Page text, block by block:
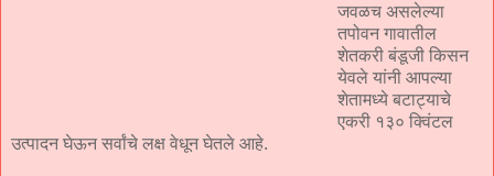
जवळच असलेल्या
तपोवन गावातील
शेतकरी बंडूजी किसन
येवले यांनी आपल्या
शेतामध्ये बटाट्याचे
एकरी १३० क्विंटल
उत्पादन घेऊन सर्वांचे लक्ष वेधून घेतले आहे.